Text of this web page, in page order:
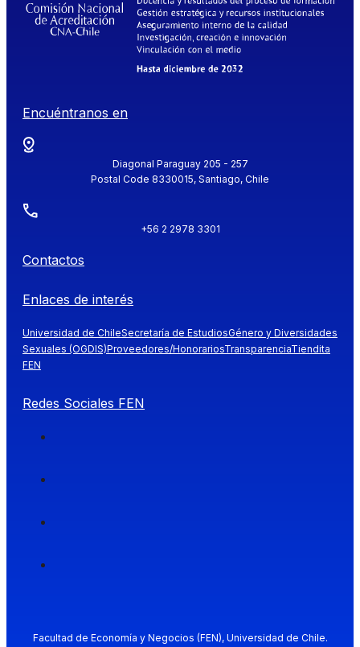
Encuéntranos en
Diagonal Paraguay 205 - 257
Postal Code 8330015, Santiago, Chile
+56 2 2978 3301
Contactos
Enlaces de interés
Universidad de ChileSecretaría de EstudiosGénero y Diversidades
Sexuales (OGDIS)Proveedores/HonorariosTransparenciaTiendita
FEN
Redes Sociales FEN
Facultad de Economía y Negocios (FEN), Universidad de Chile.